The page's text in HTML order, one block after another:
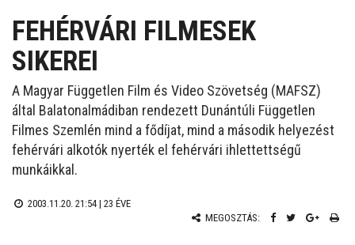
FEHÉRVÁRI FILMESEK
SIKEREI
A Magyar Független Film és Video Szövetség (MAFSZ)
által Balatonalmádiban rendezett Dunántúli Független
Filmes Szemlén mind a fődíjat, mind a második helyezést
fehérvári alkotók nyerték el fehérvári ihlettettségű
munkáikkal.
2003.11.20. 21:54 | 23 ÉVE
MEGOSZTÁS: